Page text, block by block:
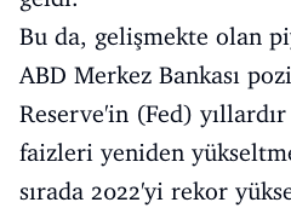
Bu da, gelişmekte olan
ABD Merkez Bankası
Reserve'in (Fed)
faizleri yeniden
sırada 2022'yi rekor